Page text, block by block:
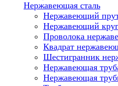
Нержавеющая сталь
Нержавеющий
Нержавеющий круг
Проволока
Квадрат
Шестигранник
Нержавеющая
Нержавеющая